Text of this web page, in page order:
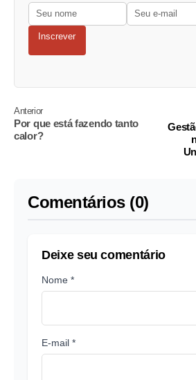
Inscrever
Anterior
Por que está fazendo tanto
calor?
Comentários (0)
Deixe seu comentário
Nome *
E-mail *